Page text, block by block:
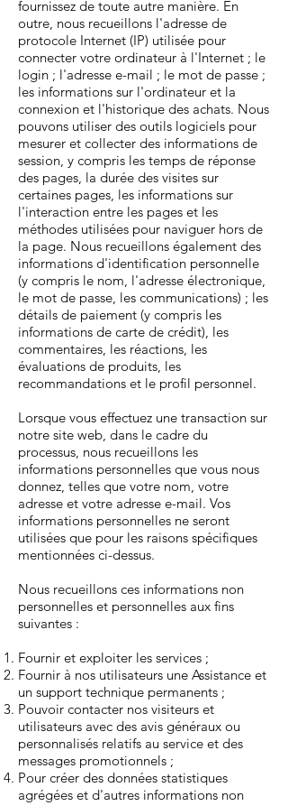
fournissez de toute autre manière. En
outre, nous recueillons l'adresse de
protocole Internet (IP) utilisée pour
connecter votre ordinateur à l'Internet ; le
login ; l'adresse e-mail ; le mot de passe ;
les informations sur l'ordinateur et la
connexion et l'historique des achats. Nous
pouvons utiliser des outils logiciels pour
mesurer et collecter des informations de
session, y compris les temps de réponse
des pages, la durée des visites sur
certaines pages, les informations sur
l'interaction entre les pages et les
méthodes utilisées pour naviguer hors de
la page. Nous recueillons également des
informations d'identification personnelle
(y compris le nom, l'adresse électronique,
le mot de passe, les communications) ; les
détails de paiement (y compris les
informations de carte de crédit), les
commentaires, les réactions, les
évaluations de produits, les
recommandations et le profil personnel.
Lorsque vous effectuez une transaction sur
notre site web, dans le cadre du
processus, nous recueillons les
informations personnelles que vous nous
donnez, telles que votre nom, votre
adresse et votre adresse e-mail. Vos
informations personnelles ne seront
utilisées que pour les raisons spécifiques
mentionnées ci-dessus.
Nous recueillons ces informations non
personnelles et personnelles aux fins
suivantes :
Fournir et exploiter les services ;
Fournir à nos utilisateurs une Assistance et
un support technique permanents ;
Pouvoir contacter nos visiteurs et
utilisateurs avec des avis généraux ou
personnalisés relatifs au service et des
messages promotionnels ;
Pour créer des données statistiques
agrégées et d'autres informations non